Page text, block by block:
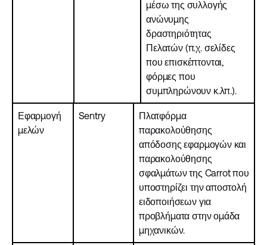
μέσω της συλλογής
ανώνυμης
δραστηριότητας
Πελατών (π.χ. σελίδες
που επισκέπτονται,
φόρμες που
συμπληρώνουν κ.λπ.).
Εφαρμογή
μελών
Sentry
Πλατφόρμα
παρακολούθησης
απόδοσης εφαρμογών και
παρακολούθησης
σφαλμάτων της Carrot που
υποστηρίζει την αποστολή
ειδοποιήσεων για
προβλήματα στην ομάδα
μηχανικών.